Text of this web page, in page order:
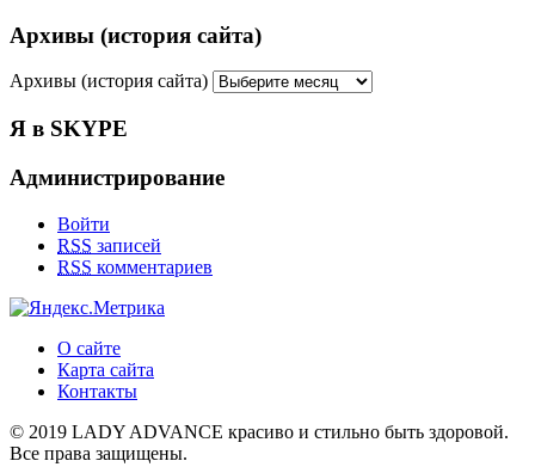
Архивы (история сайта)
Архивы (история сайта)
Я в SKYPE
Администрирование
Войти
RSS записей
RSS комментариев
О сайте
Карта сайта
Контакты
© 2019 LADY ADVANCE красиво и стильно быть здоровой.
Все права защищены.